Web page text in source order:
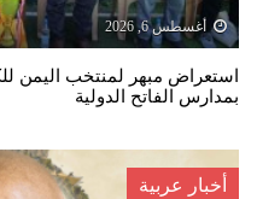
أغسطس 6, 2026
استعراض مبهر لمنتخب اليمن
بمدارس الفاتح الدولية
أخبار عربية